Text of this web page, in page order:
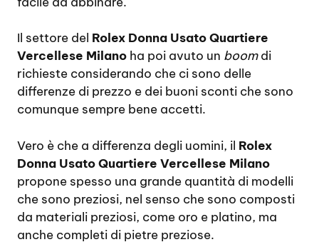
Il settore del Rolex Donna Usato Quartiere
Vercellese Milano ha poi avuto un boomdi
richieste considerando che ci sono delle
differenze di prezzo e dei buoni sconti che sono
comunque sempre bene accetti.
Vero è che a differenza degli uomini, il Rolex
Donna Usato Quartiere Vercellese Milano
propone spesso una grande quantità di modelli
che sono preziosi, nel senso che sono composti
da materiali preziosi, come oro e platino, ma
anche completi di pietre preziose.